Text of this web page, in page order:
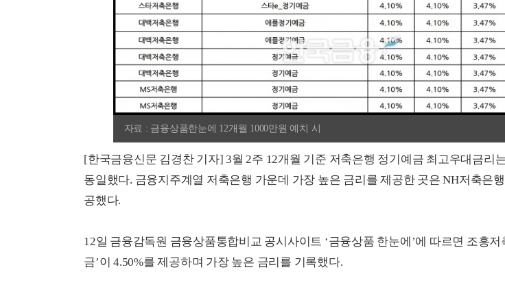
자료 : 금융상품한눈에 12개월 1000만원 예치 시
[한국금융신문 김경찬 기자] 3월 2주 12개월 기준 저축은행 정기예금 최고우대금리
동일했다. 금융지주계열 저축은행 가운데 가장 높은 금리를 제공한 곳은 NH저축은
공했다.
12일 금융감독원 금융상품통합비교 공시사이트 ‘금융상품 한눈에’에 따르면 조흥저
금’이 4.50%를 제공하며 가장 높은 금리를 기록했다.